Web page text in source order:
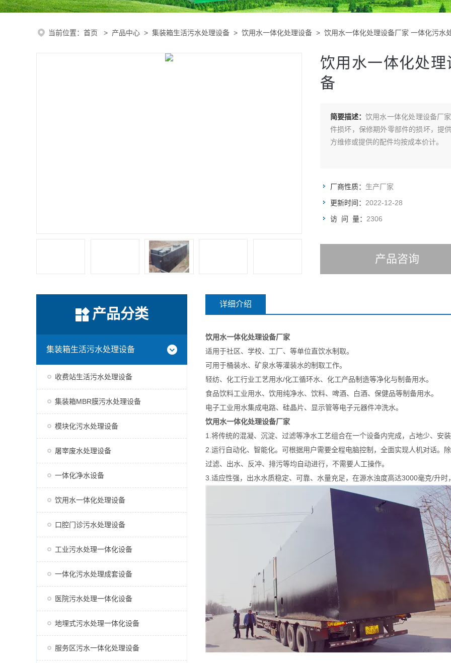
当前位置： 首页 > 产品中心 > 集装箱生活污水处理设备 > 饮用水一体化处理设备 > 饮用水一体化处理设备厂家 一体化污水
饮用水一体化处
备
简要描述： 饮用水一体化处理设备厂
件损坏，保修期外零部件的损坏，提
方维修或提供的配件均按成本价计。
厂商性质： 生产厂家
更新时间： 2022-12-28
访 问 量： 2306
产品咨询
产品分类
集装箱生活污水处理设备
收费站生活污水处理设备
集装箱MBR膜污水处理设备
模块化污水处理设备
屠宰废水处理设备
一体化净水设备
饮用水一体化处理设备
口腔门诊污水处理设备
工业污水处理一体化设备
一体化污水处理成套设备
医院污水处理一体化设备
地埋式污水处理一体化设备
服务区污水一体化处理设备
详细介绍
饮用水一体化处理设备厂家
适用于社区、学校、工厂、等单位直饮水制取。
可用于桶装水、矿泉水等灌装水的制取工作。
轻纺、化工行业工艺用水/化工循环水、化工产品制造等净化与制备用水。
食品饮料工业用水、饮用纯净水、饮料、啤酒、白酒、保健品等制备用水。
电子工业用水集成电路、硅晶片、显示管等电子元器件冲洗水。
饮用水一体化处理设备厂家
1.将传统的混凝、沉淀、过滤等净水工艺组合在一个设备内完成，占地少、安
2.运行自动化、智能化。可根据用户需要全程电脑控制，全面实现人机对话。
过滤、出水、反冲、排污等均自动进行，不需要人工操作。
3.适应性强，出水水质稳定、可靠、水量充足，在源水浊度高达3000毫克/升